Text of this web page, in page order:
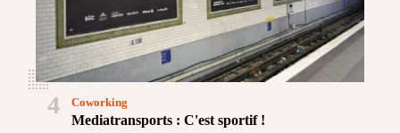
4
Mediatransports : C'est sportif !
Coworking